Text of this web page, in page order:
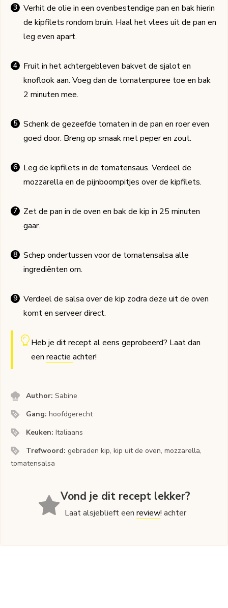
Verhit de olie in een ovenbestendige pan en bak hierin
de kipfilets rondom bruin. Haal het vlees uit de pan en
leg even apart.
Fruit in het achtergebleven bakvet de sjalot en
knoflook aan. Voeg dan de tomatenpuree toe en bak
2 minuten mee.
Schenk de gezeefde tomaten in de pan en roer even
goed door. Breng op smaak met peper en zout.
Leg de kipfilets in de tomatensaus. Verdeel de
mozzarella en de pijnboompitjes over de kipfilets.
Zet de pan in de oven en bak de kip in 25 minuten
gaar.
Schep ondertussen voor de tomatensalsa alle
ingrediënten om.
Verdeel de salsa over de kip zodra deze uit de oven
komt en serveer direct.
Heb je dit recept al eens geprobeerd? Laat dan
een reactie achter!
Author:Sabine
Gang:hoofdgerecht
Keuken:Italiaans
Trefwoord: gebraden kip, kip uit de oven, mozzarella,
tomatensalsa
Vond je dit recept lekker?
Laat alsjeblieft eenreview! achter